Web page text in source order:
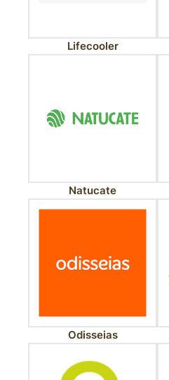
Lifecooler
Natucate
Odisseias